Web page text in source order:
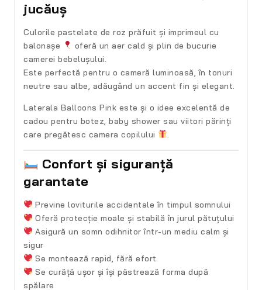
jucăuș
Culorile pastelate de roz prăfuit și imprimeul cu
balonașe
oferă un aer cald și plin de bucurie
camerei bebelușului.
Este perfectă pentru o cameră luminoasă, în tonuri
neutre sau albe, adăugând un accent fin și elegant.
Laterala Balloons Pink este și o idee excelentă de
cadou pentru botez, baby shower sau viitori părinți
care pregătesc camera copilului
.
Confort și siguranță
garantate
Previne loviturile accidentale în timpul somnului
Oferă protecție moale și stabilă în jurul pătuțului
Asigură un somn odihnitor într-un mediu calm și
sigur
Se montează rapid, fără efort
Se curăță ușor și își păstrează forma după
spălare